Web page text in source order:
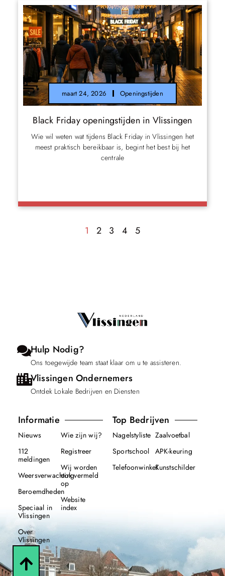
maart 24, 2026 Openingstijden
Black Friday openingstijden in Vlissingen
Wie wil weten wat tijdens Black Friday in Vlissingen het
meest praktisch bereikbaar is, begint het best bij het
centrale
1 2 3 4 5
Hulp Nodig?
Ons toegewijde team staat klaar om u te assisteren.
Vlissingen Ondernemers
Ontdek Lokale Bedrijven en Diensten
Informatie
Nieuws
112
meldingen
Weersverwachting
Beroemdheden
Speciaal in
Vlissingen
Over
Vlissingen
Wie zijn wij?
Registreer
Wij worden
ook vermeld
op
Website
index
Top Bedrijven
Nagelstyliste
Sportschool
Telefoonwinkel
Zaalvoetbal
APK-keuring
Kunstschilder